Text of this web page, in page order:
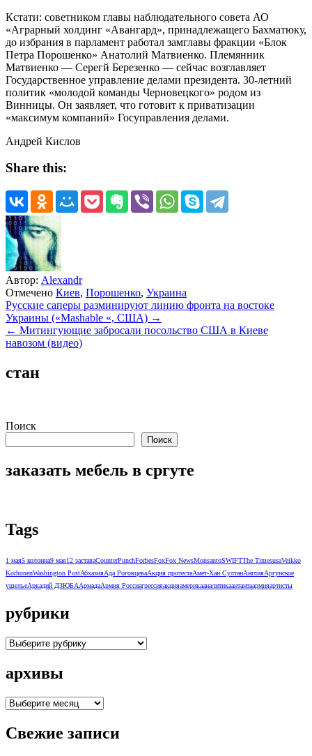
Кстати: советником главы наблюдательного совета АО
«Аграрный холдинг «Авангард», принадлежащего Бахматюку,
до избрания в парламент работал замглавы фракции «Блок
Петра Порошенко» Анатолий Матвиенко. Племянник
Матвиенко — Серегй Березенко — сейчас возглавляет
Государственное управление делами президента. 30-летний
политик «молодой команды Черновецкого» родом из
Винницы. Он заявляет, что готовит к приватизации
«максимум компаний» Госуправления делами.
Андрей Кислов
Share this:
Автор: Alexandr
Отмечено Киев, Порошенко, Украина
Навигация
по
записям
Русские саперы разминируют линию фронта на востоке
Украины («Mashable «, США) →
← Митингующие забросали посольство США в Киеве
навозом (видео)
стан
Поиск
Поиск
заказать мебель в сргуте
Tags
1 мая5 колонна9 мая12 заставаCounterPunchForbesFoxFox NewsMonsantoSWIFTThe TimesusaVeikko
KorhonenWashington PostАбхазияАда РоговцеваАкция протестаАмет-Хан СултанАнглияАргунское
ущельеАркадий ДЗЮБААрмадаАрмия Россиагрессияакцияамерикааналитикаантантаармияартисты
рубрики
рубрики
архивы
архивы
Свежие записи